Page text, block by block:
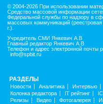
© 2004-2026 При использовании
Средство массовой информации
Федеральной службы по надзору в
массовых коммуникаций
г.).
Учредитель СМИ Янкевич А.В
Главный редактор Янкевич А.В
Телефон и адрес электронной почты
info@spbit.ru
РАЗДЕЛЫ
Новости Аналитика Интервью
Колонка редактора
IT рейтинг
Релизы
Видео Фотогалерея